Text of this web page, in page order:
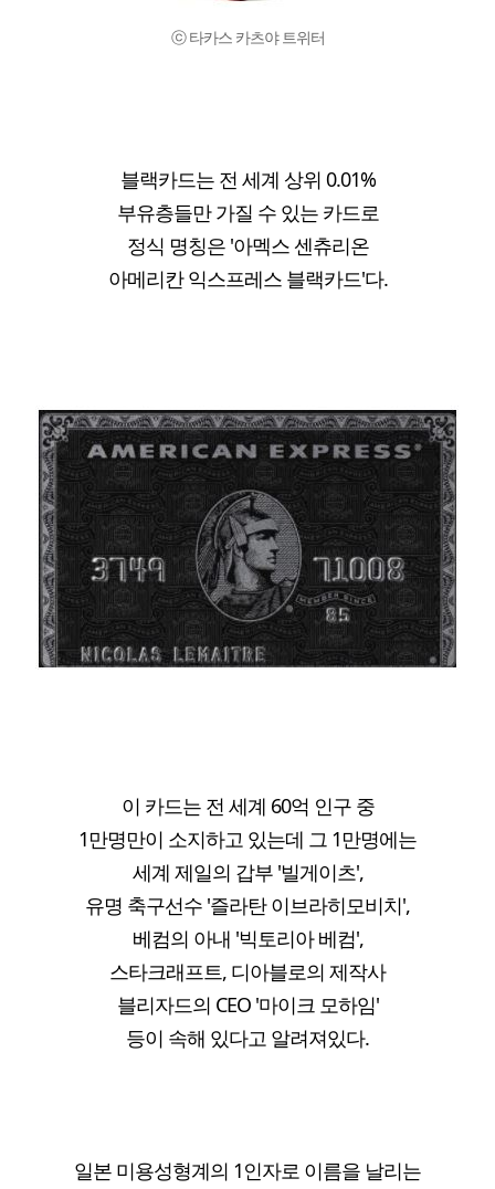
ⓒ 타카스 카츠야 트위터
블랙카드는 전 세계 상위 0.01%
부유층들만 가질 수 있는 카드로
정식 명칭은 '아멕스 센츄리온
아메리칸 익스프레스 블랙카드'다.
이 카드는 전 세계 60억 인구 중
1만명만이 소지하고 있는데 그 1만명에는
세계 제일의 갑부 '빌게이츠',
유명 축구선수 '즐라탄 이브라히모비치',
베컴의 아내 '빅토리아 베컴',
스타크래프트, 디아블로의 제작사
블리자드의 CEO '마이크 모하임'
등이 속해 있다고 알려져있다.
일본 미용성형계의 1인자로 이름을 날리는